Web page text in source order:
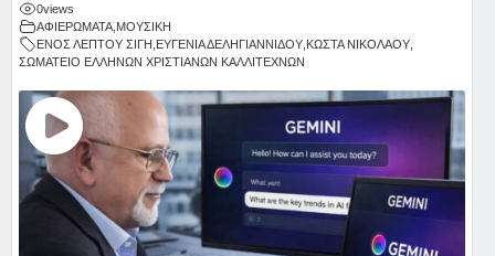
0views
ΑΦΙΕΡΩΜΑΤΑ,ΜΟΥΣΙΚΗ
ΕΝΟΣ ΛΕΠΤΟΥ ΣΙΓΗ , ΕΥΓΕΝΙΑ ΔΕΛΗΓΙΑΝΝΙΔΟΥ, ΚΩΣΤΑ ΝΙΚΟΛΑΟΥ,
ΣΩΜΑΤΕΙΟ ΕΛΛΗΝΩΝ ΧΡΙΣΤΙΑΝΩΝ ΚΑΛΛΙΤΕΧΝΩΝ